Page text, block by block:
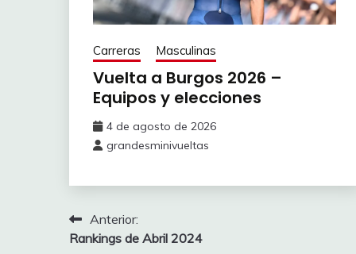
7.9% RAFFERTY Darren
6.9% ADRIÀ Roger
6.9%
6.9%
Carreras Masculinas
Vuelta a Burgos 2026 –
Equipos y elecciones
4 de agosto de 2026
grandesminivueltas
Navegación
Anterior:
Rankings de Abril 2024